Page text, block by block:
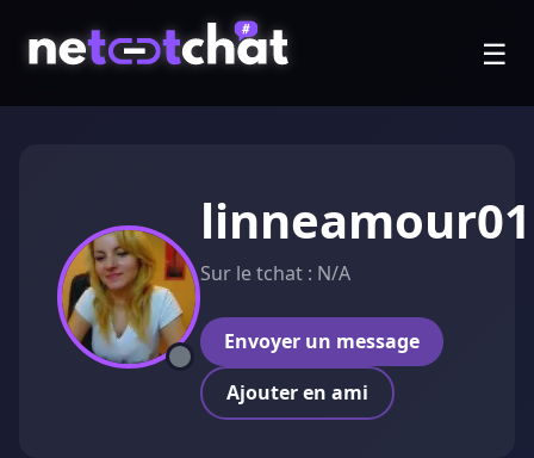
☰
linneamour01
Sur le tchat : N/A
Envoyer un message
Ajouter en ami